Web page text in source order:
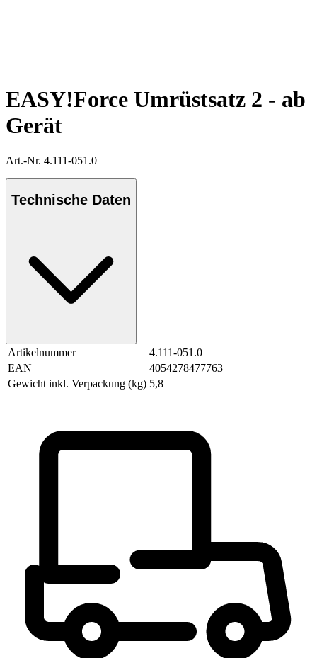
EASY!Force Umrüstsatz 2 - ab
Gerät
Art.-Nr. 4.111-051.0
Technische Daten
Artikelnummer
4.111-051.0
EAN
4054278477763
Gewicht inkl. Verpackung (kg) 5,8